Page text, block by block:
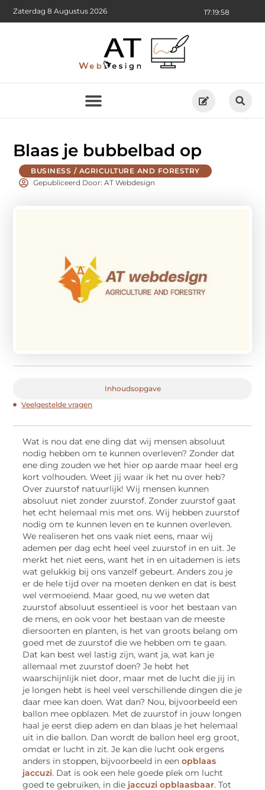
17:19:59
Zaterdag 8 Augustus 2026
Blaas je bubbelbad op
BUSINESS / AGRICULTURE AND FORESTRY
Gepubliceerd Door: AT Webdesign
Inhoudsopgave
Veelgestelde vragen
Wat is nou dat ene ding dat wij mensen absoluut
nodig hebben om te kunnen overleven? Zonder dat
ene ding zouden we het hier op aarde maar heel erg
kort volhouden. Weet jij waar ik het nu over heb?
Over zuurstof natuurlijk! Wij mensen kunnen
absoluut niet zonder zuurstof. Zonder zuurstof gaat
het echt helemaal mis met ons. Wij hebben zuurstof
nodig om te kunnen leven en te kunnen overleven.
We realiseren het ons vaak niet eens, maar wij
ademen per dag echt heel veel zuurstof in en uit. Je
merkt het niet eens, want het in en uitademen is iets
wat gelukkig bij ons vanzelf gebeurt. Anders zou je
er de hele tijd over na moeten denken en dat is best
wel vermoeiend. Maar goed, nu we weten dat
zuurstof absoluut essentieel is voor het bestaan van
de mens, en ook voor het bestaan van de meeste
diersoorten en planten, is het van groots belang om
goed met de zuurstof die we hebben om te gaan.
Dat kan best wel lastig zijn, want ja, wat kan je
allemaal met zuurstof doen? Je hebt het
waarschijnlijk niet door, maar met de lucht die jij in
je longen hebt is heel veel verschillende dingen die je
daar mee kan doen. Wat dan? Nou, bijvoorbeeld een
ballon mee opblazen. Met de zuurstof in jouw longen
haal je eerst diep adem en dan blaas je het helemaal
uit in die ballon. Dan wordt de ballon heel erg groot,
omdat er lucht in zit. Je kan die lucht ook ergens
anders in stoppen, bijvoorbeeld in eenopblaas
jaccuzi. Dat is ook een hele goede plek om lucht
goed te gebruiken, in die jaccuzi opblaasbaar. Tot